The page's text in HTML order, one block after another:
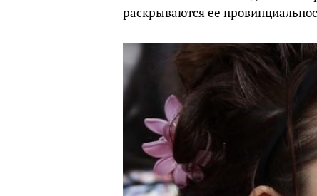
раскрываются ее